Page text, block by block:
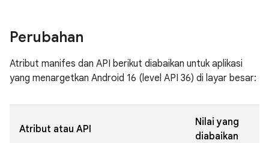
Perubahan
Atribut manifes dan API berikut diabaikan untuk aplikasi
yang menargetkan Android 16 (level API 36) di layar besar:
Atribut atau API
Nilai yang
diabaikan